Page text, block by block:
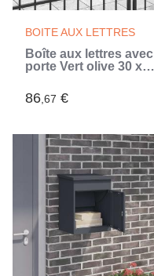
BOITE AUX LETTRES
Boîte aux lettres avec
porte Vert olive 30 x
86,67 €